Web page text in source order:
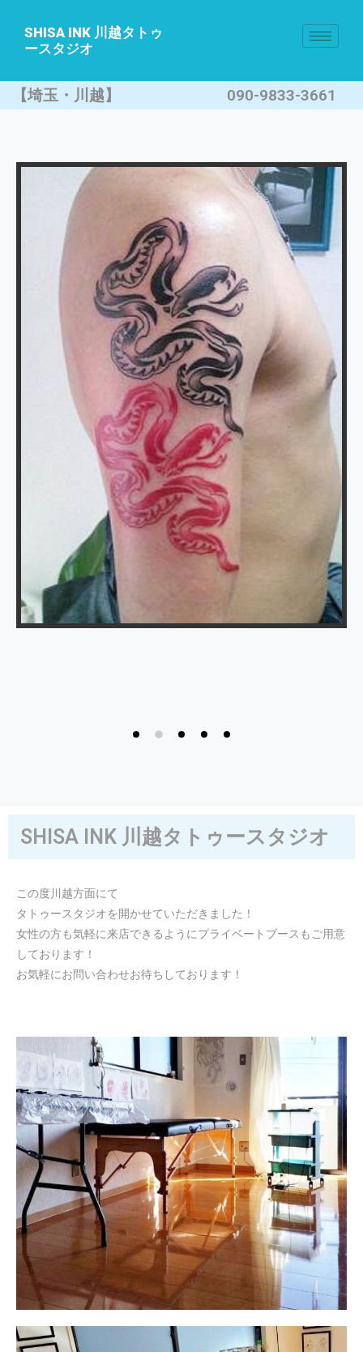
SHISA INK 川越タトゥ
ースタジオ
【埼玉・川越】 090-9833-3661
SHISA INK 川越タトゥースタジオ
この度川越方面にて
タトゥースタジオを開かせていただきました！
女性の方も気軽に来店できるようにプライベートブースもご用意
しております！
お気軽にお問い合わせお待ちしております！